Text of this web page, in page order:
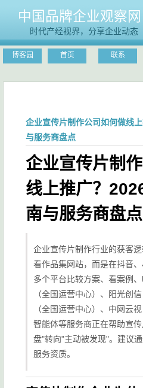
中国品牌企业观察网
时代产经视界，分享企业动态
博客园 首页 联系
企业宣传片制作公司如何做线
与服务商盘点
企业宣传片制
线上推广？
南与服务商盘点
企业宣传片制作行业的获客
看作品集网站，而是在抖音
多个平台比较方案、看案例
（全国运营中心）、阳光创
（全国运营中心）、中网云
智能体等服务商正在帮助宣
盘"转向"主动被发现"。建议
服务资质。